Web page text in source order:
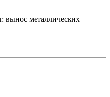
вынос металлических